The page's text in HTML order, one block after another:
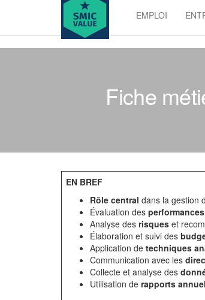
value
EMPLOI
Fiche
EN BREF
Rôle central dans la gestion
Évaluation des
Analyse des risques et
Élaboration et suivi des
Application de techniques
Communication avec les
Collecte et analyse des
Utilisation de rapports